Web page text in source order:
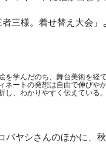
三様。着せ替え大会」
を学んだのち、舞台美術を経
ネートの発想は自由で伸びや
し、わかりやすく伝えている。
ヤシさんのほかに、秋